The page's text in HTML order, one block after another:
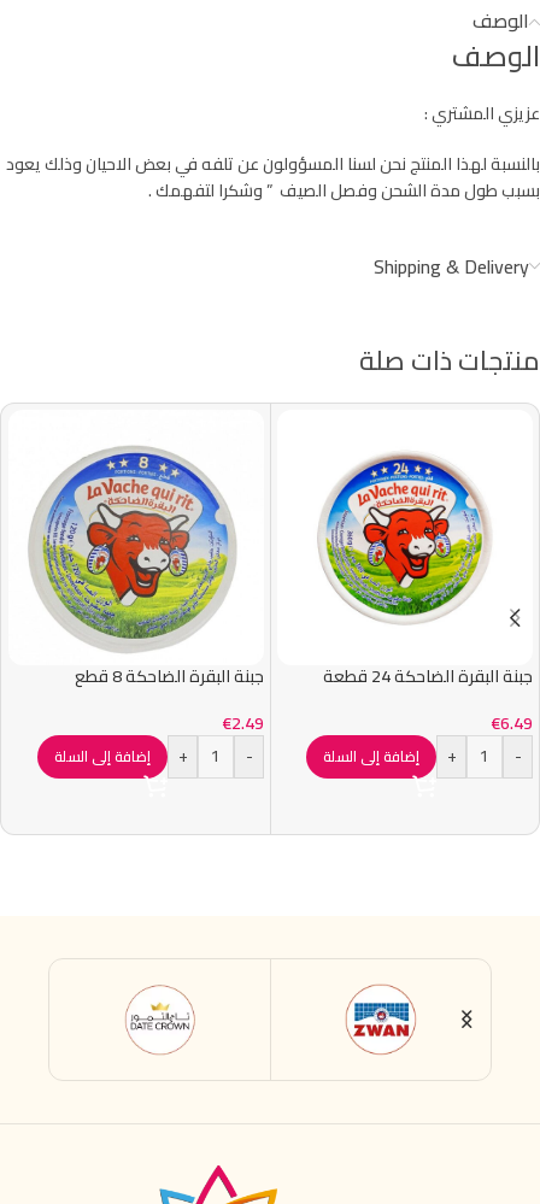
الوصف
الوصف
عزيزي المشتري :
بالنسبة لهذا المنتج نحن لسنا المسؤولون عن تلفه في بعض الاحيان وذلك يعود
بسبب طول مدة الشحن وفصل الصيف ” وشكرا لتفهمك .
Shipping & Delivery
منتجات ذات صلة
جبنة البقرة الضاحكة 24 قطعة
€6.49
-
+ إضافة إلى السلة
جبنة البقرة الضاحكة 8 قطع
€2.49
-
+ إضافة إلى السلة